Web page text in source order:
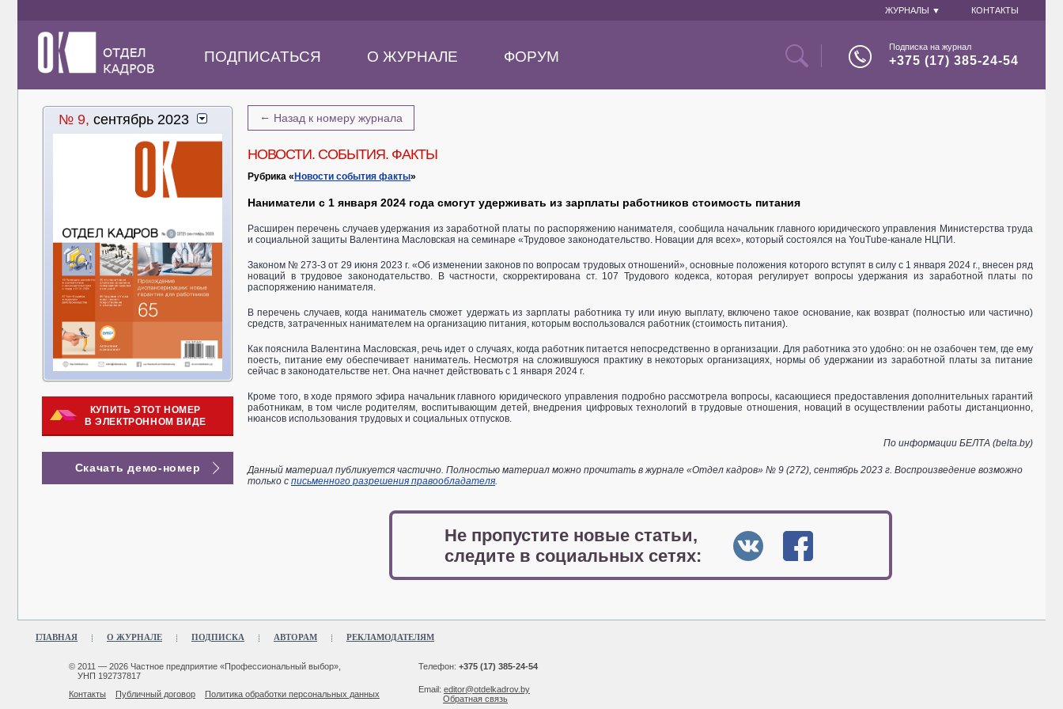
ЖУРНАЛЫ ▼ КОНТАКТЫ
ПОДПИСАТЬСЯ О ЖУРНАЛЕ ФОРУМ
Подписка на журнал
+375 (17) 385-24-54
№ 9, сентябрь 2023
КУПИТЬ ЭТОТ НОМЕР
В ЭЛЕКТРОННОМ ВИДЕ
Скачать демо-номер
← Назад к номеру журнала
НОВОСТИ. СОБЫТИЯ. ФАКТЫ
Рубрика « Новости события факты»
Наниматели с 1 января 2024 года смогут удерживать из зарплаты работников стоимость питания
Расширен перечень случаев удержания из заработной платы по распоряжению нанимателя, сообщила начальник главного юридического управления Министерства труда
и социальной защиты Валентина Масловская на семинаре «Трудовое законодательство. Новации для всех», который состоялся на YouTube-канале НЦПИ.
Законом № 273-З от 29 июня 2023 г. «Об изменении законов по вопросам трудовых отношений», основные положения которого вступят в силу с 1 января 2024 г., внесен ряд
новаций в трудовое законодательство. В частности, скорректирована ст. 107 Трудового кодекса, которая регулирует вопросы удержания из заработной платы по
распоряжению нанимателя.
В перечень случаев, когда наниматель сможет удержать из зарплаты работника ту или иную выплату, включено такое основание, как возврат (полностью или частично)
средств, затраченных нанимателем на организацию питания, которым воспользовался работник (стоимость питания).
Как пояснила Валентина Масловская, речь идет о случаях, когда работник питается непосредственно в организации. Для работника это удобно: он не озабочен тем, где ему
поесть, питание ему обеспечивает наниматель. Несмотря на сложившуюся практику в некоторых организациях, нормы об удержании из заработной платы за питание
сейчас в законодательстве нет. Она начнет действовать с 1 января 2024 г.
Кроме того, в ходе прямого эфира начальник главного юридического управления подробно рассмотрела вопросы, касающиеся предоставления дополнительных гарантий
работникам, в том числе родителям, воспитывающим детей, внедрения цифровых технологий в трудовые отношения, новаций в осуществлении работы дистанционно,
нюансов использования трудовых и социальных отпусков.
По информации БЕЛТА (belta.by)
Данный материал публикуется частично. Полностью материал можно прочитать в журнале «Отдел кадров» № 9 (272), сентябрь 2023 г. Воспроизведение возможно
только с письменного разрешения правообладателя.
Не пропустите новые статьи,
следите в социальных сетях:
ГЛАВНАЯ О ЖУРНАЛЕ ПОДПИСКА АВТОРАМ РЕКЛАМОДАТЕЛЯМ
© 2011 — 2026 Частное предприятие «Профессиональный выбор»,
УНП 192737817
Контакты
Публичный договор Политика обработки персональных данных
Телефон: +375 (17) 385-24-54
Email: editor@otdelkadrov.by
Обратная связь